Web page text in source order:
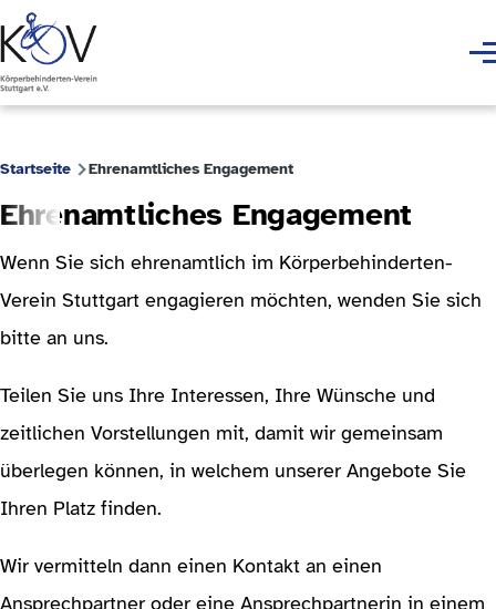
Direkt zum Inhalt
Startseite Ehrenamtliches Engagement
Ehrenamtliches Engagement
Wenn Sie sich ehrenamtlich im Körperbehinderten-
Verein Stuttgart engagieren möchten, wenden Sie sich
bitte an uns.
Teilen Sie uns Ihre Interessen, Ihre Wünsche und
zeitlichen Vorstellungen mit, damit wir gemeinsam
überlegen können, in welchem unserer Angebote Sie
Ihren Platz finden.
Wir vermitteln dann einen Kontakt an einen
Ansprechpartner oder eine Ansprechpartnerin in einem